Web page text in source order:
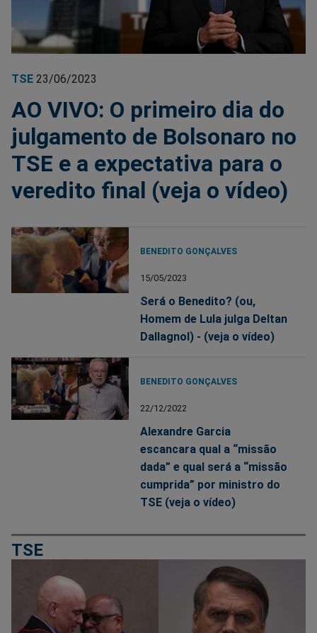
TSE 23/06/2023
AO VIVO: O primeiro dia do
julgamento de Bolsonaro no
TSE e a expectativa para o
veredito final (veja o vídeo)
BENEDITO GONÇALVES
15/05/2023
Será o Benedito? (ou,
Homem de Lula julga Deltan
Dallagnol) - (veja o vídeo)
BENEDITO GONÇALVES
22/12/2022
Alexandre Garcia
escancara qual a “missão
dada” e qual será a “missão
cumprida” por ministro do
TSE (veja o vídeo)
TSE